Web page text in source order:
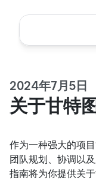
2024年7月5日
关于甘特
作为一种强大的项目
团队规划、协调以
指南将为你提供关